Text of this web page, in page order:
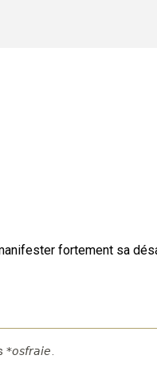
fortement sa
*osfraie.